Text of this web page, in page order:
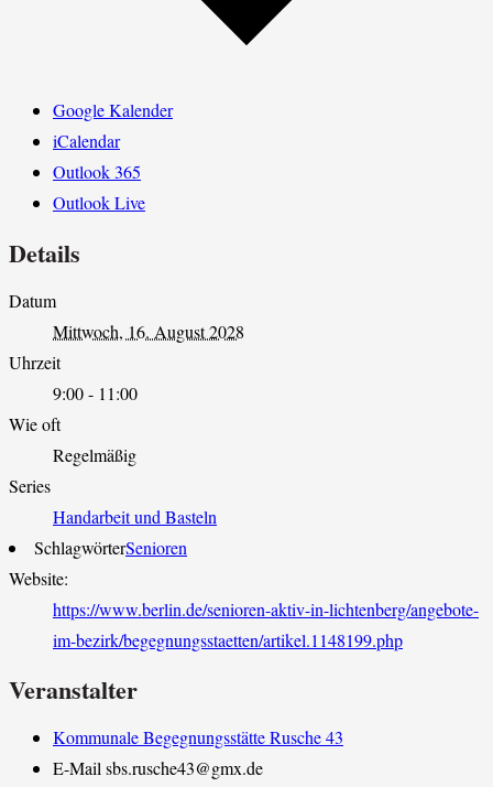
Google Kalender
iCalendar
Outlook 365
Outlook Live
Details
Datum
Mittwoch, 16. August 2028
Uhrzeit
9:00 - 11:00
Wie oft
Regelmäßig
Series
Handarbeit und Basteln
SchlagwörterSenioren
Website:
https://www.berlin.de/senioren-aktiv-in-lichtenberg/angebote-
im-bezirk/begegnungsstaetten/artikel.1148199.php
Veranstalter
Kommunale Begegnungsstätte Rusche 43
E-Mail sbs.rusche43@gmx.de